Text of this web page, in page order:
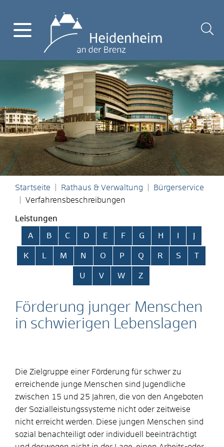
Startseite Rathaus & Verwaltung
Bürgerservice
Verfahrensbeschreibungen
Leistungen
Alphabetisches Register überspringen
A B C D E F G H
K L M N O P Q R S T
U V W Z
Förderung junger Menschen
in schwierigen Lebenslagen
Die Zielgruppe einer Förderung für schwer zu
erreichende junge Menschen sind Jugendliche
zwischen 15 und 25 Jahren, die von den Angeboten
der Sozialleistungssysteme nicht oder zeitweise
nicht erreicht werden. Diese jungen Menschen sind
sozial benachteiligt oder individuell beeinträchtigt